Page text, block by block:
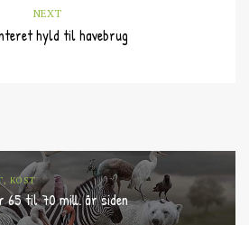
NEXT
hyld til havebrug
KOST
65 til 70 mill. år siden